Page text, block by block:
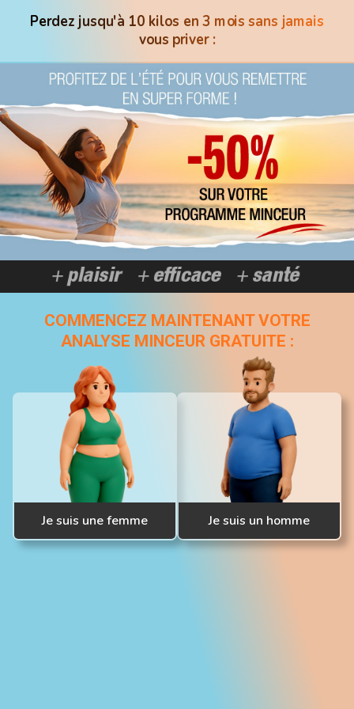
Perdez jusqu'à 10 kilos en 3 mois sans jamais
vous priver :
COMMENCEZ MAINTENANT VOTRE
ANALYSE MINCEUR GRATUITE :
Je suis une femme Je suis un homme